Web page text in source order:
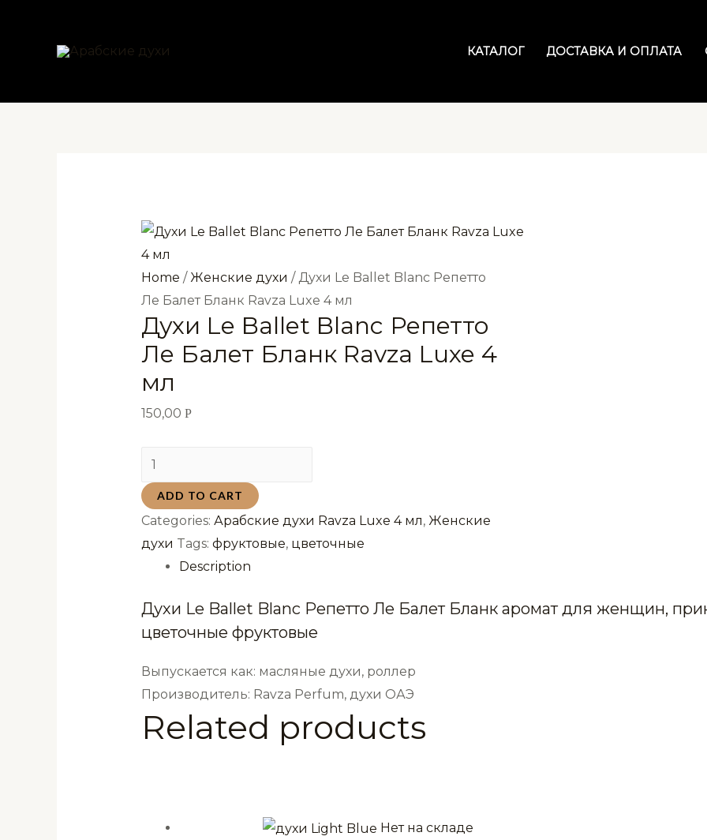
содержимому
КАТАЛОГ ДОСТАВКА И ОПЛАТА
Home / Женские духи / Духи Le Ballet Blanc Репетто
Ле Балет Бланк Ravza Luxe 4 мл
Духи Le Ballet Blanc Репетто
Ле Балет Бланк Ravza Luxe 4
мл
150,00 Р
Духи
Le
Ballet
Blanc
Репетто
Бланк
Ravza
Luxe
4
quantity
ADD TO CART
Categories: Арабские духи Ravza Luxe 4 мл, Женские
духи Tags: фруктовые, цветочные
Description
Духи Le Ballet Blanc Репетто Ле Балет Бланк аромат для женщин,
цветочные фруктовые
Выпускается как: масляные духи, роллер
Производитель: Ravza Perfum, духи ОАЭ
Related products
Нет на складе